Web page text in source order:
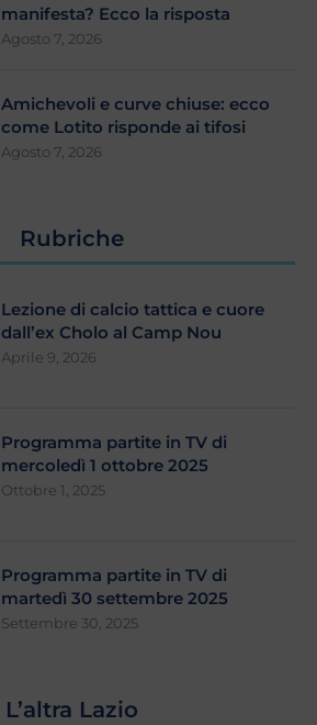
manifesta? Ecco la risposta
Agosto 7, 2026
Amichevoli e curve chiuse: ecco
come Lotito risponde ai tifosi
Agosto 7, 2026
Rubriche
Lezione di calcio tattica e cuore
dall’ex Cholo al Camp Nou
Aprile 9, 2026
Programma partite in TV di
mercoledì 1 ottobre 2025
Ottobre 1, 2025
Programma partite in TV di
martedì 30 settembre 2025
Settembre 30, 2025
L’altra Lazio